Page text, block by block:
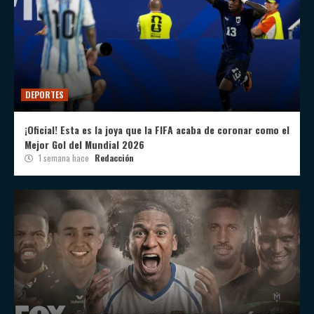
DEPORTES
¡Oficial! Esta es la joya que la FIFA acaba de coronar como el
Mejor Gol del Mundial 2026
1 semana hace Redacción